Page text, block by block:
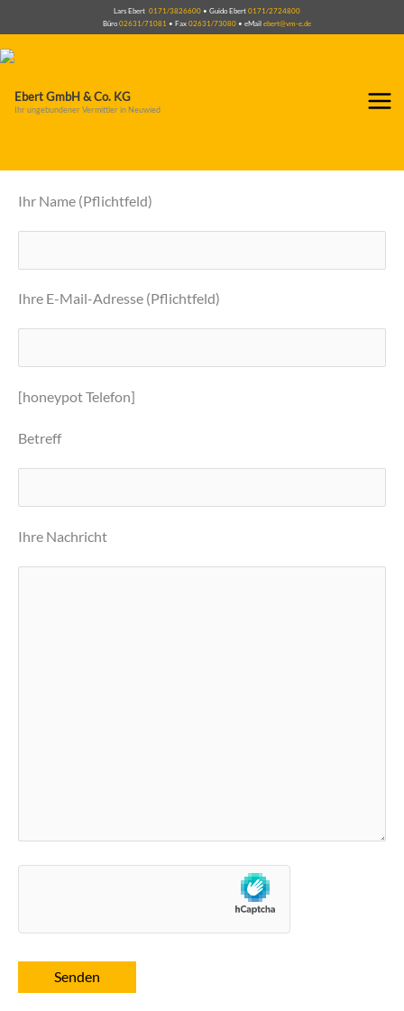
Inhalt
springen
Lars Ebert 0171/3826600• Guido Ebert 0171/2724800
Büro 02631/71081 • Fax 02631/73080• eMail ebert@vm-e.de
Ebert GmbH & Co. KG
Ihr ungebundener Vermittler in Neuwied
Ihr Name (Pflichtfeld)
Ihre E-Mail-Adresse (Pflichtfeld)
[honeypot Telefon]
Betreff
Ihre Nachricht